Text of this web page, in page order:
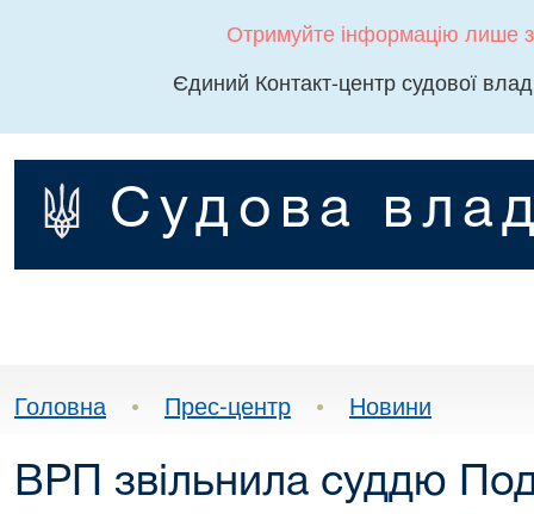
Отримуйте інформацію лише
Єдиний Контакт-центр судової
Судова
Головна • Прес-центр • Новини
ВРП звільнила суддю